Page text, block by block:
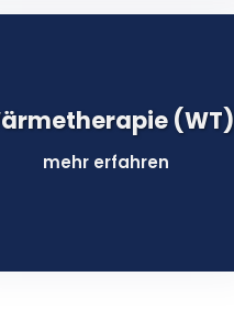
(WT)
mehr erfahren